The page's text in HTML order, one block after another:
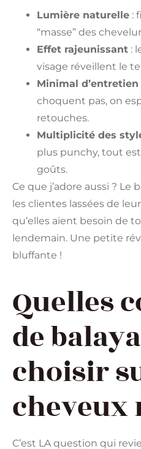
Lumière naturelle :
“masse” des
Effet rajeunissant :
visage réveillent le
Minimal d’entretien
choquent pas, on
retouches.
Multiplicité des
plus punchy, tout
goûts.
Ce que j’adore aussi ? Le
les clientes lassées de
qu’elles aient besoin de
lendemain. Une petite
bluffante !
Quelles
de
choisir
cheveux
C’est LA question qui